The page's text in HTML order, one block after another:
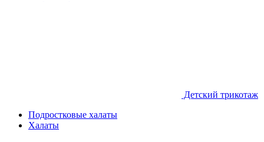
Детcкий трикотаж
Подростковые халаты
Халаты